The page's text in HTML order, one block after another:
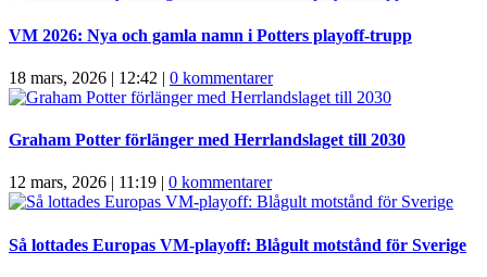
VM 2026: Nya och gamla namn i Potters playoff-trupp
18 mars, 2026 | 12:42 | 0 kommentarer
Graham Potter förlänger med Herrlandslaget till 2030
12 mars, 2026 | 11:19 0 kommentarer
Så lottades Europas VM-playoff: Blågult motstånd för Sverige